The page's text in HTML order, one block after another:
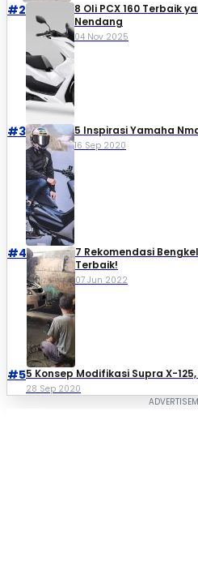
#2
8 Oli PCX 160 Terbaik
Nendang
04 Nov 2025
#3 5 Inspirasi Yamaha
16 Sep 2020
#4
7 Rekomendasi
Terbaik!
07 Jun 2022
#55 Konsep Modifikasi Supra X-
28 Sep 2020